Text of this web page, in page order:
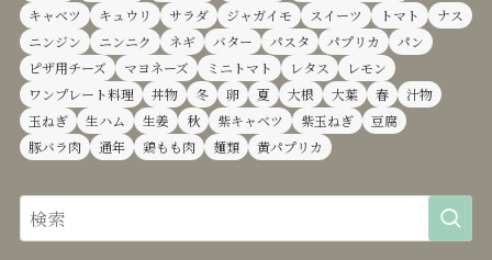
キャベツ
キュウリ サラダ ジャガイモ スイーツ トマト
ナス
ニンジン
ニンニク ネギ バター パスタ パプリカ
パン
ピザ用チーズ
マヨネーズ ミニトマト レタス
レモン
ワンプレート料理
丼物 冬 卵 夏 大根 大葉 春
汁物
玉ねぎ
生ハム 生姜 秋 紫キャベツ 紫玉ねぎ
豆腐
豚バラ肉
通年 鶏もも肉 麺類 黄パプリカ